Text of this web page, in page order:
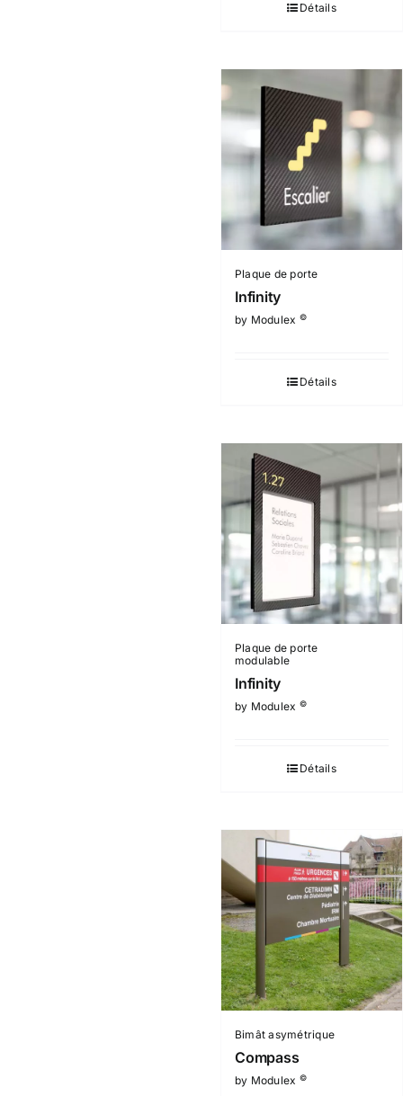
Détails
Plaque de porte
Infinity
by Modulex ©
Détails
Plaque de porte
modulable
Infinity
by Modulex ©
Détails
Bimât asymétrique
Compass
by Modulex ©